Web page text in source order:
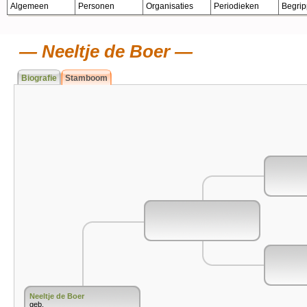
Algemeen Personen Organisaties Periodieken
Neeltje de Boer
Biografie Stamboom
Neeltje de Boer
geb.